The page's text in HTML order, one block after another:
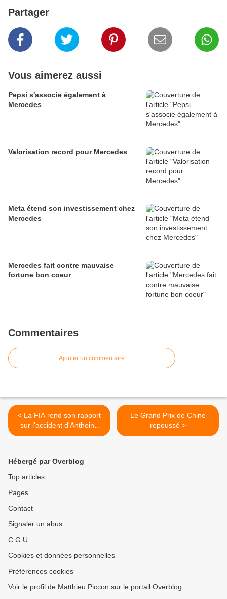
Partager
Vous aimerez aussi
Pepsi s'associe également à
Mercedes
Valorisation record pour Mercedes
Meta étend son investissement chez
Mercedes
Mercedes fait contre mauvaise
fortune bon coeur
Commentaires
Ajouter un commentaire
< La FIA rend son rapport
sur l'accident d'Anthoine
Hubert et de Juan-Manuel
Le Grand Prix de Chine
repoussé >
Hébergé par Overblog
Top articles
Pages
Contact
Signaler un abus
C.G.U.
Cookies et données personnelles
Préférences cookies
Voir le profil de Matthieu Piccon sur le portail Overblog